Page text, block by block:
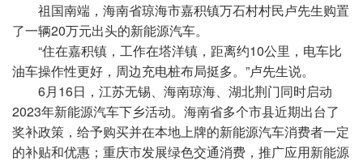
祖国南端，海南省琼海市嘉积镇万石村村民卢先生购置
了一辆20万元出头的新能源汽车。
“住在嘉积镇，工作在塔洋镇，距离约10公里，电车比
油车操作性更好，周边充电桩布局挺多。”卢先生说。
6月16日，江苏无锡、海南琼海、湖北荆门同时启动
2023年新能源汽车下乡活动。海南省多个市县近期出台了
奖补政策，给予购买并在本地上牌的新能源汽车消费者一定
的补贴和优惠；重庆市发展绿色交通消费，推广应用新能源